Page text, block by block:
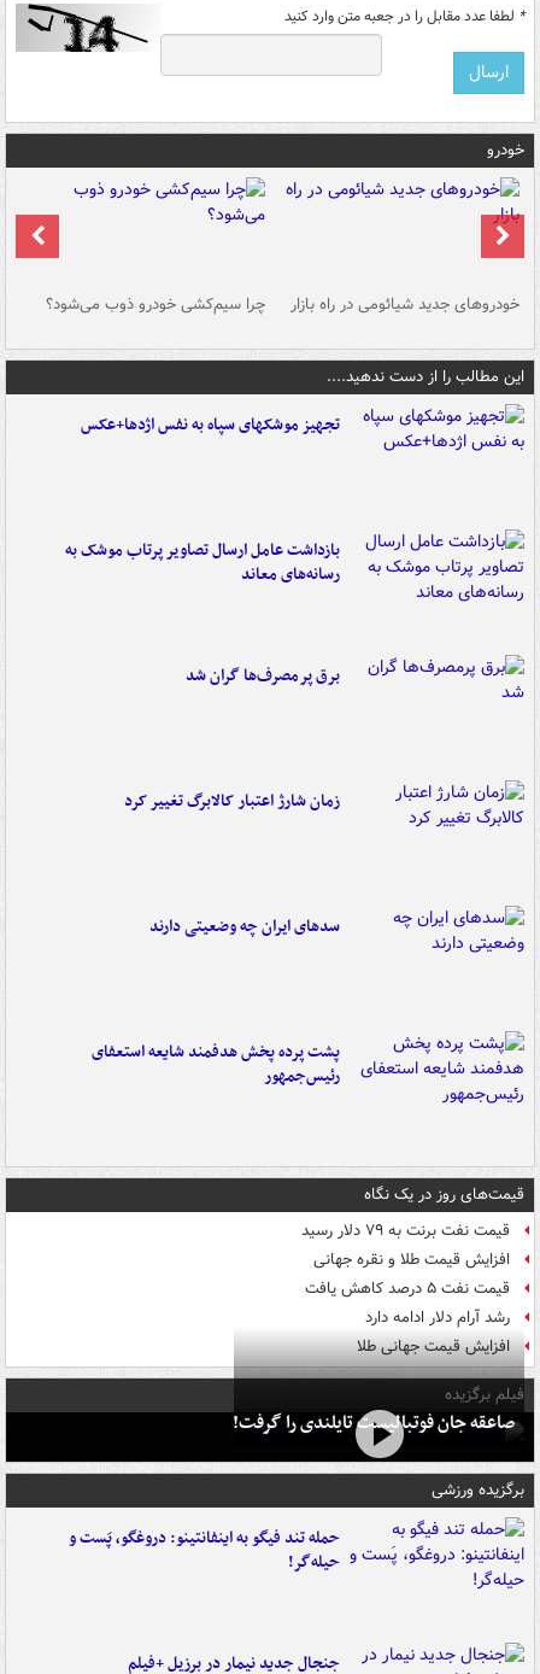
* لطفا عدد مقابل را در جعبه متن وارد کنید
خودرو
خودروهای جدید شیائومی در راه بازار چرا سیم‌کشی خودرو ذوب می‌شود؟
این مطالب را از دست ندهید....
تجهیز موشکهای سپاه به نفس اژدها+عکس
بازداشت عامل ارسال تصاویر پرتاب موشک به
رسانه‌های معاند
برق پرمصرف‌ها گران شد
زمان شارژ اعتبار کالابرگ تغییر کرد
سدهای ایران چه وضعیتی دارند
پشت پرده پخش هدفمند شایعه استعفای
رئیس‌جمهور
قیمت‌های روز در یک نگاه
قیمت نفت برنت به ۷۹ دلار رسید
افزایش قیمت طلا و نقره جهانی
قیمت نفت ۵ درصد کاهش یافت
رشد آرام دلار ادامه دارد
افزایش قیمت جهانی طلا
فیلم برگزیده
صاعقه جان فوتبالیست تایلندی را گرفت!
برگزیده ورزشی
حمله تند فیگو به اینفانتینو: دروغگو، پَست‌ و
حیله‌گر!
جنجال جدید نیمار در برزیل +فیلم